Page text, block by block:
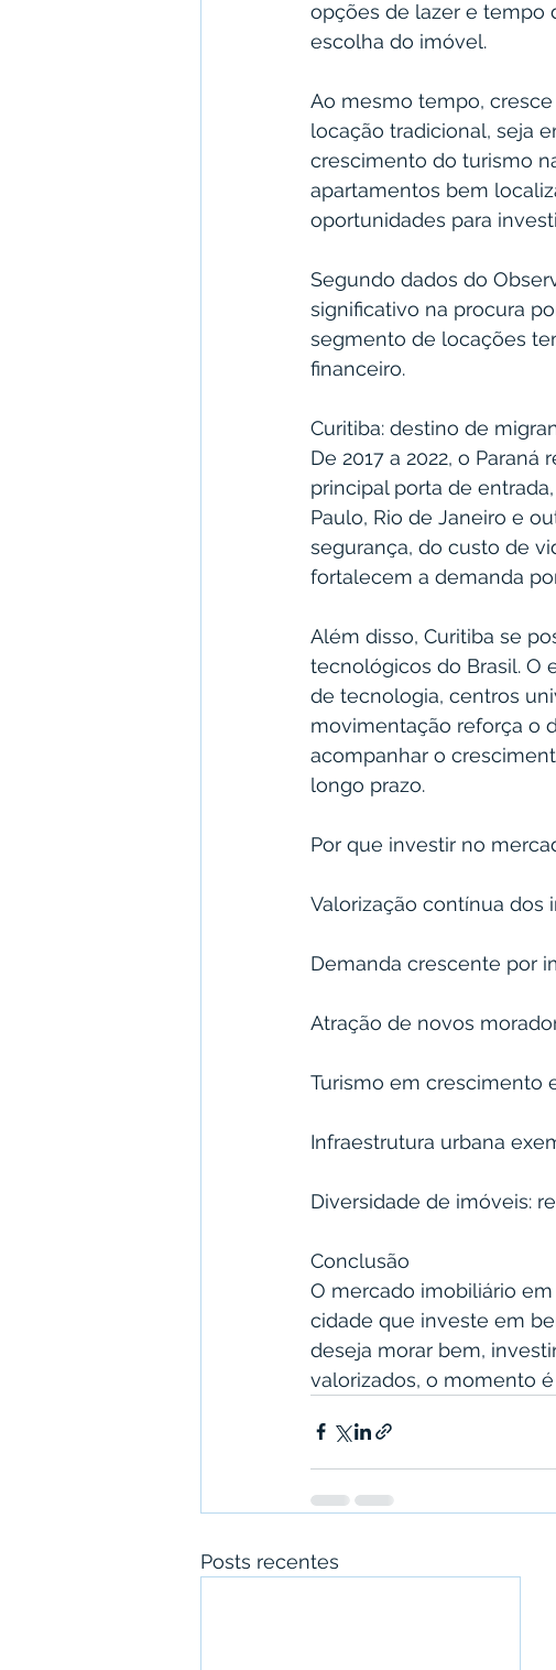
opções de lazer e tempo
escolha do imóvel.
Ao mesmo tempo,
locação tradicional, seja
crescimento do turismo
apartamentos bem
oportunidades para
Segundo dados do
significativo na procura
segmento de locações
financeiro.
Curitiba: destino de
De 2017 a 2022, o
principal porta de
Paulo, Rio de Janeiro e
segurança, do custo de
fortalecem a demanda
Além disso, Curitiba se
tecnológicos do Brasil. O
de tecnologia, centros
movimentação reforça o
acompanhar o
longo prazo.
Por que investir no
Valorização contínua dos
Demanda crescente por
Atração de novos
Turismo em crescimento
Infraestrutura urbana
Diversidade de imóveis:
Conclusão
O mercado imobiliário
cidade que investe em
deseja morar bem,
valorizados, o momento é
Posts recentes